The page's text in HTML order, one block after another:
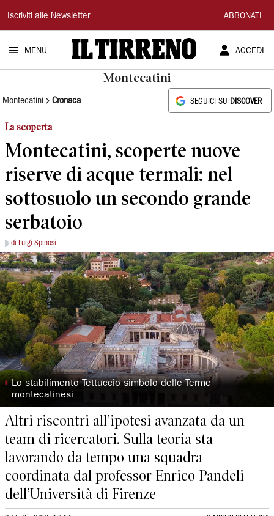
Il
Tirreno
Iscriviti alle Newsletter ABBONATI
MENU ACCEDI
Montecatini
Montecatini Cronaca SEGUICI SU DISCOVER
La scoperta
Montecatini, scoperte nuove
riserve di acque termali: nel
sottosuolo un secondo grande
serbatoio
di Luigi Spinosi
◗ Lo stabilimento Tettuccio simbolo delle Terme
montecatinesi
Altri riscontri all’ipotesi avanzata da un
team di ricercatori. Sulla teoria sta
lavorando da tempo una squadra
coordinata dal professor Enrico Pandeli
dell’Università di Firenze